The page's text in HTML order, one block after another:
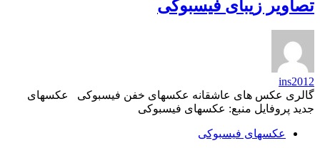
تصاویر زیبای فیسبوکی
ins2012
گالری عکس های عاشقانه عکسهای خفن فیسبوکی عکسهای
جدید پروفایل منبع: عکسهای فیسبوکی
عکسهای فیسبوکی